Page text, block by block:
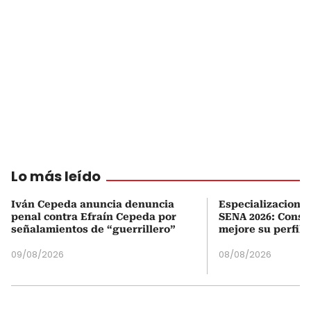
Lo más leído
Iván Cepeda anuncia denuncia
penal contra Efraín Cepeda por
señalamientos de “guerrillero”
09/08/2026
SENA 2026:
mejore su perfil
08/08/2026